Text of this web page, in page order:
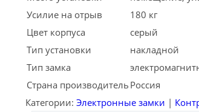
Усилие на отрыв
180 кг
Цвет корпуса
серый
Тип установки
накладной
Тип замка
Страна производитель Россия
Категории: Электронные замки |